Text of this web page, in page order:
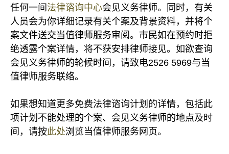
任何一间 法律谘询中心会见义务律师。同时，有关
人员会为你详细记录有关个案及背景资料，并将个
案文件送交当值律师服务审阅。市民如在预约时拒
绝透露个案详情，将不获安排律师接见。如欲查询
会见义务律师的轮候时间，请致电2526 5969与当
值律师服务联络。
如果想知道更多免费法律谘询计划的详情，包括此
项计划不能处理的个案、会见义务律师的地点及时
间，请按此处浏览当值律师服务网页。